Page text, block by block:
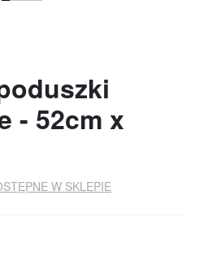
- 52cm x
W SKLEPIE